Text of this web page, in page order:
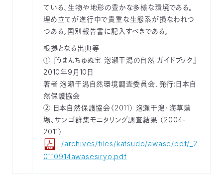
ている、生物や地形の豊かな多様な環境である。
埋め立てが進行中で貴重な生態系が損なわれつ
つある。国別報告書に記入すべきである。
根拠となる出典等
① 『うまんちゅぬ宝 泡瀬干潟の自然 ガイドブック』
2010年9月10日
著者:泡瀬干潟自然環境調査委員会、発行:日本自
然保護協会
② 日本自然保護協会（2011） 泡瀬干潟・海草藻
場、サンゴ群集モニタリング調査結果 （2004-
2011）
/archives/files/katsudo/awase/pdf/_2
0110914awasesiryo.pdf